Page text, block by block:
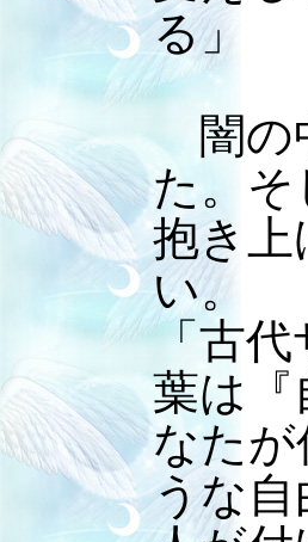
る」
闇の
た。
抱き上
い。
「古代
葉は『
なた
うな